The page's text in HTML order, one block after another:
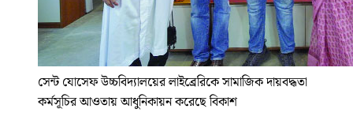
সেন্ট যোসেফ উচ্চবিদ্যালয়ের লাইব্রেরিকে সামাজিক দায়বদ্ধতা
কর্মসূচির আওতায় আধুনিকায়ন করেছে বিকাশ